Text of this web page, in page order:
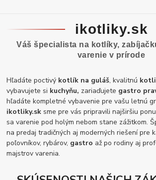
ikotliky.sk
Váš špecialista na kotlíky,
varenie v prírode
Hľadáte poctivý kotlík na guláš, kvalitnú
vybavujete si kuchyňu, zariaďujete gastro
hľadáte kompletné vybavenie pre vašu letnú
ikotliky.sk sme pre vás pripravili najširšiu
sa varenie pod holým nebom stane zážitkom.
na predaj tradičných aj moderných riešení pre
poľovníkov, rybárov, gastro až po rodiny aj
majstrov varenia.